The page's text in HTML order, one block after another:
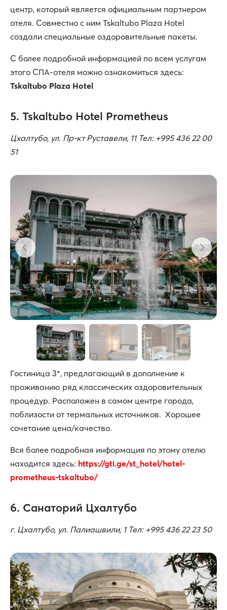
центр, который является официальным партнером
отеля. Совместно с ним Tskaltubo Plaza Hotel
создали специальные оздоровительные пакеты.
С более подробной информацией по всем услугам
этого СПА-отеля можно ознакомиться здесь:
Tskaltubo Plaza Hotel
5. Tskaltubo Hotel Prometheus
Цхалтубо, ул. Пр-кт Руставели, 11 Тел: +995 436 22 00
51
Гостиница 3*, предлагающий в дополнение к
проживанию ряд классических оздоровительных
процедур. Расположен в самом центре города,
поблизости от термальных источников. Хорошее
сочетание цена/качество.
Вся более подробная информация по этому отелю
находится здесь: https://gti.ge/st_hotel/hotel-
prometheus-tskaltubo/
6. Санаторий Цхалтубо
г. Цхалтубо, ул. Палиашвили, 1 Тел: +995 436 22 23 50